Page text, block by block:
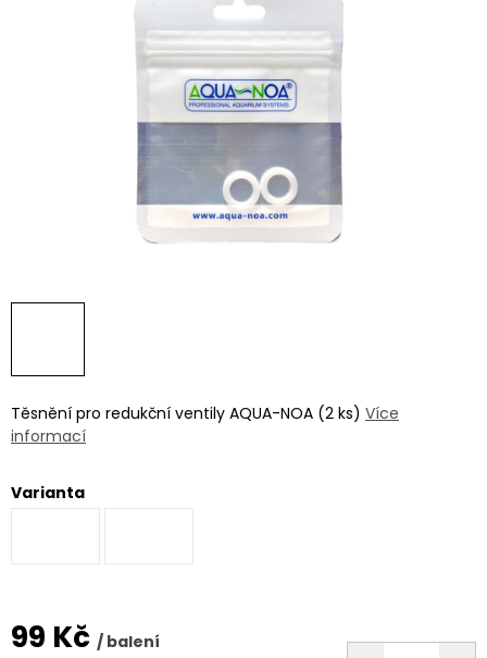
Těsnění pro redukční ventily AQUA-NOA (2 ks) Více
informací
Varianta
99 Kč / balení